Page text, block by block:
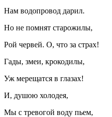
Нам водопровод дарил.
Но не помнят старожилы,
Рой червей. О, что за страх!
Гады, змеи, крокодилы,
Уж мерещатся в глазах!
И, душою холодея,
Мы с тревогой воду пьем,